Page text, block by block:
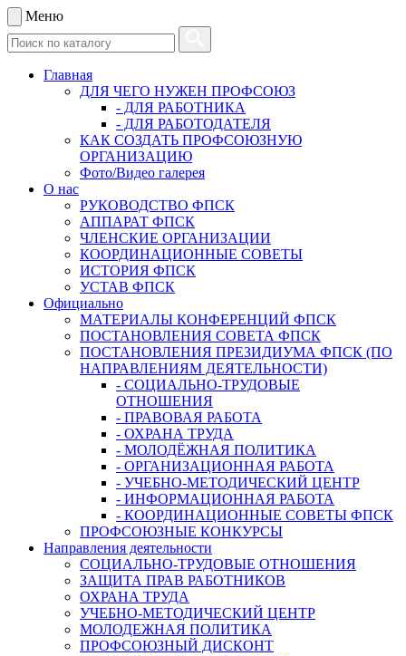
Меню
Главная
ДЛЯ ЧЕГО НУЖЕН ПРОФСОЮЗ
- ДЛЯ РАБОТНИКА
- ДЛЯ РАБОТОДАТЕЛЯ
КАК СОЗДАТЬ ПРОФСОЮЗНУЮ
ОРГАНИЗАЦИЮ
Фото/Видео галерея
О нас
РУКОВОДСТВО ФПСК
АППАРАТ ФПСК
ЧЛЕНСКИЕ ОРГАНИЗАЦИИ
КООРДИНАЦИОННЫЕ СОВЕТЫ
ИСТОРИЯ ФПСК
УСТАВ ФПСК
Официально
МАТЕРИАЛЫ КОНФЕРЕНЦИЙ ФПСК
ПОСТАНОВЛЕНИЯ СОВЕТА ФПСК
ПОСТАНОВЛЕНИЯ ПРЕЗИДИУМА ФПСК (ПО
НАПРАВЛЕНИЯМ ДЕЯТЕЛЬНОСТИ)
- СОЦИАЛЬНО-ТРУДОВЫЕ
ОТНОШЕНИЯ
- ПРАВОВАЯ РАБОТА
- ОХРАНА ТРУДА
- МОЛОДЁЖНАЯ ПОЛИТИКА
- ОРГАНИЗАЦИОННАЯ РАБОТА
- УЧЕБНО-МЕТОДИЧЕСКИЙ ЦЕНТР
- ИНФОРМАЦИОННАЯ РАБОТА
- КООРДИНАЦИОННЫЕ СОВЕТЫ ФПСК
ПРОФСОЮЗНЫЕ КОНКУРСЫ
Направления деятельности
СОЦИАЛЬНО-ТРУДОВЫЕ ОТНОШЕНИЯ
ЗАЩИТА ПРАВ РАБОТНИКОВ
ОХРАНА ТРУДА
УЧЕБНО-МЕТОДИЧЕСКИЙ ЦЕНТР
МОЛОДЕЖНАЯ ПОЛИТИКА
ПРОФСОЮЗНЫЙ ДИСКОНТ